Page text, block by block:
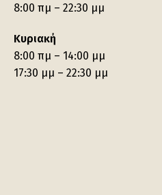
8:00 πμ – 22:30 μμ
Κυριακή
8:00 πμ – 14:00 μμ
17:30 μμ – 22:30 μμ